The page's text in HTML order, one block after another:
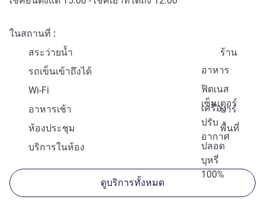
ในสถานที่
สระว่ายน้ำ
ร้าน
อาหาร
รถเข็นเข้าถึงได้
ฟิตเนส
เซ็นเตอร์
Wi-Fi
เครื่อง
ปรับ
อากาศ
อาหารเช้า
บาร์
ห้องประชุม
พื้นที่
ปลอด
บุหรี่
100%
บริการในห้อง
ดูบริการทั้งหมด